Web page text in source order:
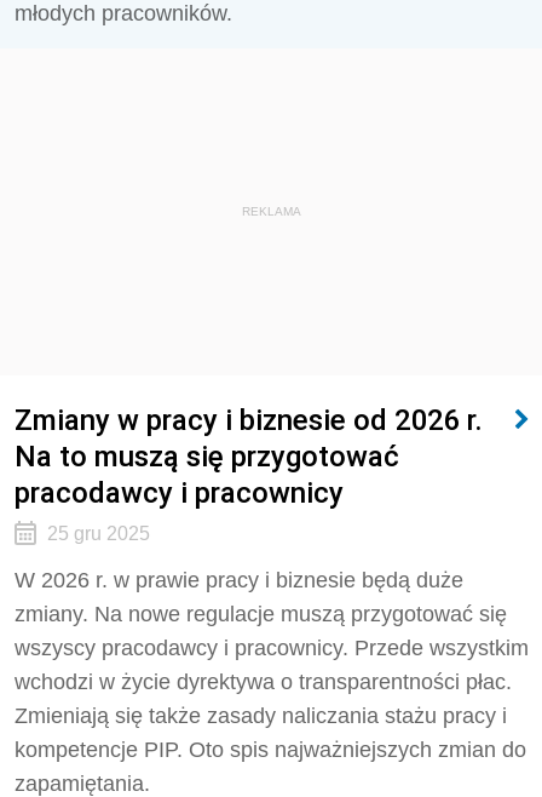
młodych pracowników.
REKLAMA
Zmiany w pracy i biznesie od 2026 r.
Na to muszą się przygotować
pracodawcy i pracownicy
25 gru 2025
W 2026 r. w prawie pracy i biznesie będą duże
zmiany. Na nowe regulacje muszą przygotować się
wszyscy pracodawcy i pracownicy. Przede wszystkim
wchodzi w życie dyrektywa o transparentności płac.
Zmieniają się także zasady naliczania stażu pracy i
kompetencje PIP. Oto spis najważniejszych zmian do
zapamiętania.